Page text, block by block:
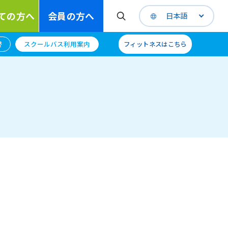
の方へ 会員の方へ 日本語
スクールバス利用案内 フィットネスはこちら